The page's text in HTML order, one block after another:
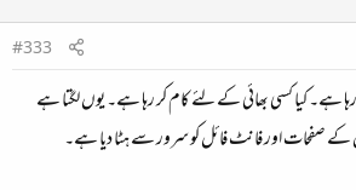
#333
ہے۔ کیا کسی بھائی کے لئے کام کر رہا ہے۔ یوں لگتا ہے
کے صفحات اور فانٹ فائل کو سرور سے ہٹا دیا ہے۔